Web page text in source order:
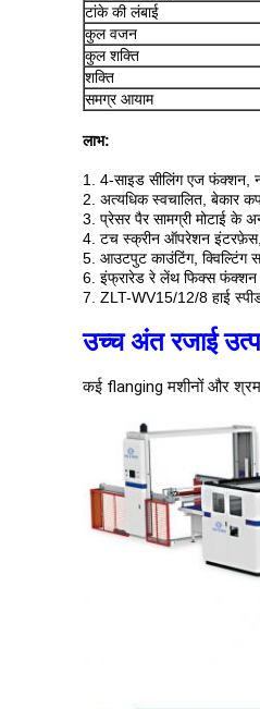
टांके की लंबाई
कुल वजन
कुल शक्ति
शक्ति
समग्र आयाम
लाभ:
1. 4-साइड सीलिंग एज फंक्शन,
2. अत्यधिक स्वचालित, बेकार
3. प्रेसर पैर सामग्री मोटाई के
4. टच स्क्रीन ऑपरेशन
5. आउटपुट काउंटिंग,
6. इंफ्रारेड रे लेंथ फिक्स फंक्शन
7. ZLT-WV15/12/8 हाई
उच्च अंत रजाई
कई flanging मशीनों और श्रम